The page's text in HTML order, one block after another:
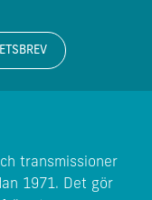
transmissioner
1971. Det gör